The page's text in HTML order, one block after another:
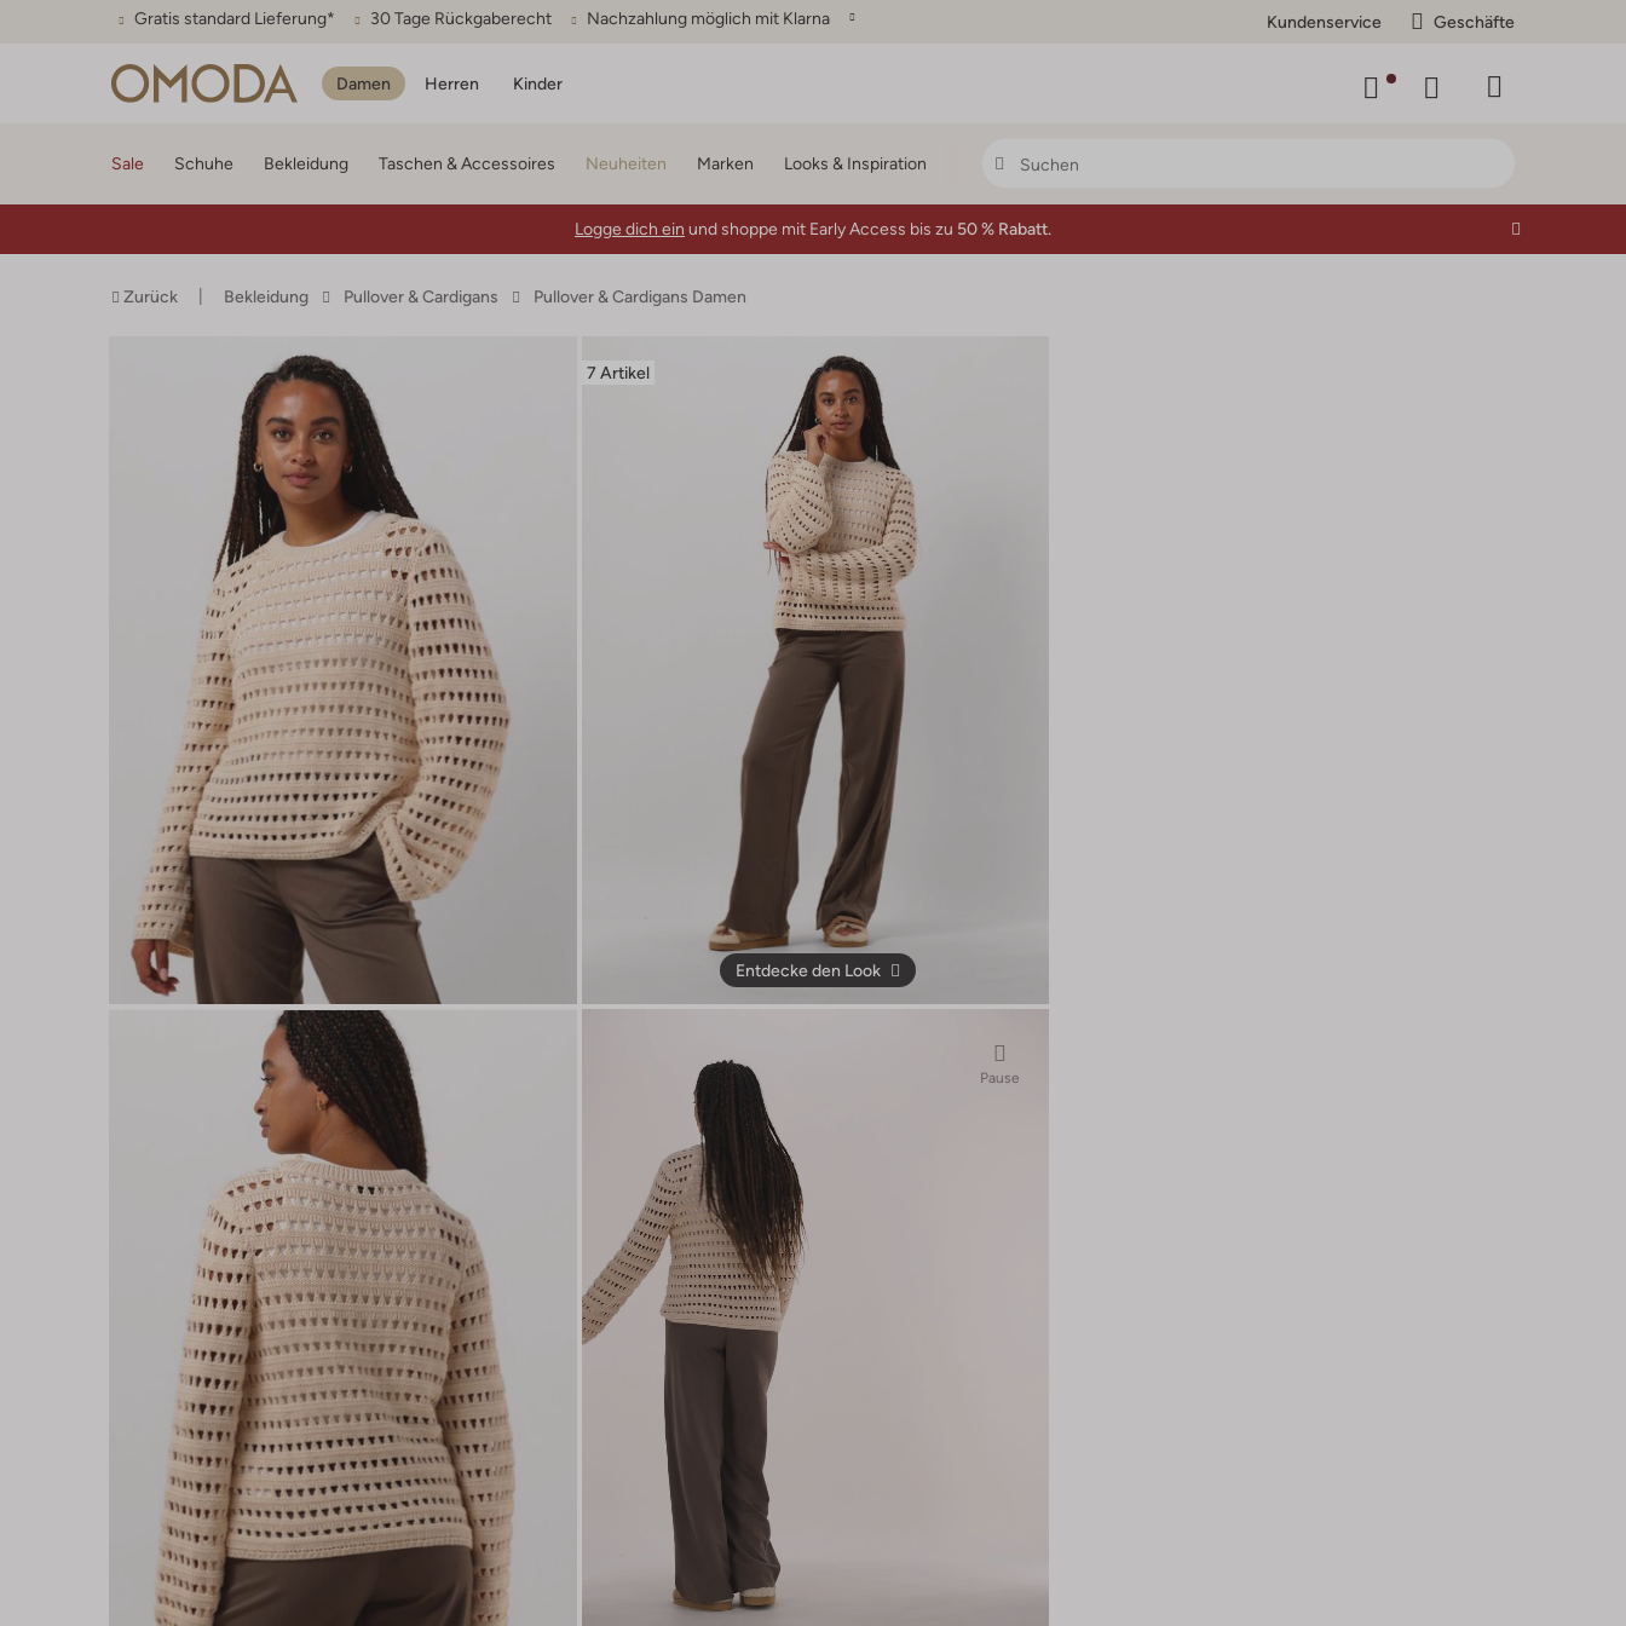
Gratis standard Lieferung* 30 Tage Rückgaberecht Nachzahlung möglich mit Klarna Kundenservice Geschäfte
Damen Herren Kinder
Sale Schuhe Bekleidung Taschen & Accessoires Neuheiten Marken Looks & Inspiration
Logge dich ein und shoppe mit Early Access bis zu 50 % Rabatt.
Zurück Bekleidung Pullover & Cardigans Pullover & Cardigans Damen
7 Artikel
Entdecke den Look
Pause